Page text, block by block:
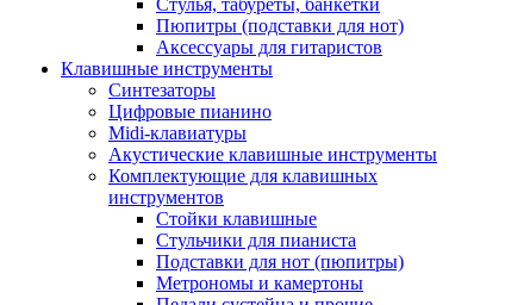
Стулья, табуреты, банкетки
Пюпитры (подставки для нот)
Аксессуары для гитаристов
Клавишные инструменты
Синтезаторы
Цифровые пианино
Midi-клавиатуры
Акустические клавишные инструменты
Комплектующие для клавишных
инструментов
Стойки клавишные
Стульчики для пианиста
Подставки для нот (пюпитры)
Метрономы и камертоны